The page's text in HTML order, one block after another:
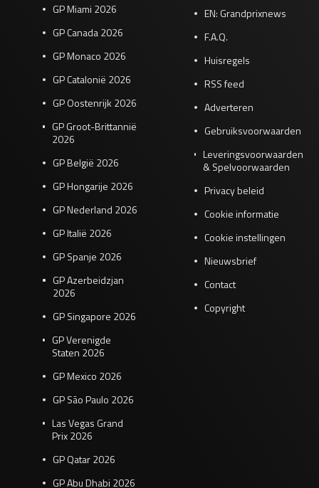
GP Miami 2026
GP Canada 2026
GP Monaco 2026
GP Catalonië 2026
GP Oostenrijk 2026
GP Groot-Brittannië
2026
GP België 2026
GP Hongarije 2026
GP Nederland 2026
GP Italië 2026
GP Spanje 2026
GP Azerbeidzjan
2026
GP Singapore 2026
GP Verenigde
Staten 2026
GP Mexico 2026
GP São Paulo 2026
Las Vegas Grand
Prix 2026
GP Qatar 2026
GP Abu Dhabi 2026
EN: Grandprixnews
F.A.Q.
Huisregels
RSS feed
Adverteren
Gebruiksvoorwaarden
Leveringsvoorwaarden
& Spelvoorwaarden
Privacy beleid
Cookie informatie
Cookie instellingen
Nieuwsbrief
Contact
Copyright